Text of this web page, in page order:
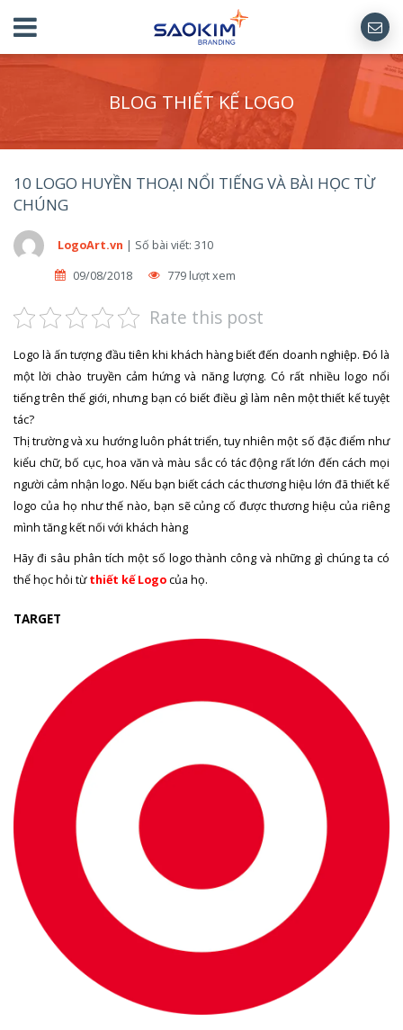
BLOG THIẾT KẾ LOGO
10 LOGO HUYỀN THOẠI NỔI TIẾNG VÀ BÀI HỌC TỪ
CHÚNG
LogoArt.vn | Số bài viết: 310
09/08/2018
779 lượt xem
Rate this post
Logo là ấn tượng đầu tiên khi khách hàng biết đến doanh nghiệp. Đó là
một lời chào truyền cảm hứng và năng lượng. Có rất nhiều logo nổi
tiếng trên thế giới, nhưng bạn có biết điều gì làm nên một thiết kế tuyệt
tác?
Thị trường và xu hướng luôn phát triển, tuy nhiên một số đặc điểm như
kiểu chữ, bố cục, hoa văn và màu sắc có tác động rất lớn đến cách mọi
người cảm nhận logo. Nếu bạn biết cách các thương hiệu lớn đã thiết kế
logo của họ như thế nào, bạn sẽ củng cố được thương hiệu của riêng
mình tăng kết nối với khách hàng
Hãy đi sâu phân tích một số logo thành công và những gì chúng ta có
thể học hỏi từ thiết kế Logocủa họ.
TARGET